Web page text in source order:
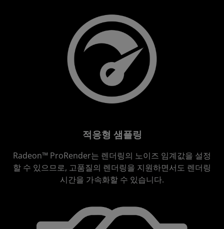
적응형 샘플링
Radeon™ ProRender는 렌더링의 노이즈 임계값을 설정
할 수 있으므로, 고품질의 렌더링을 지원하면서도 렌더링
시간을 가속화할 수 있습니다.